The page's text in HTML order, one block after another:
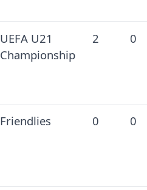
UEFA U21
Championship
2 0
Friendlies 0 0